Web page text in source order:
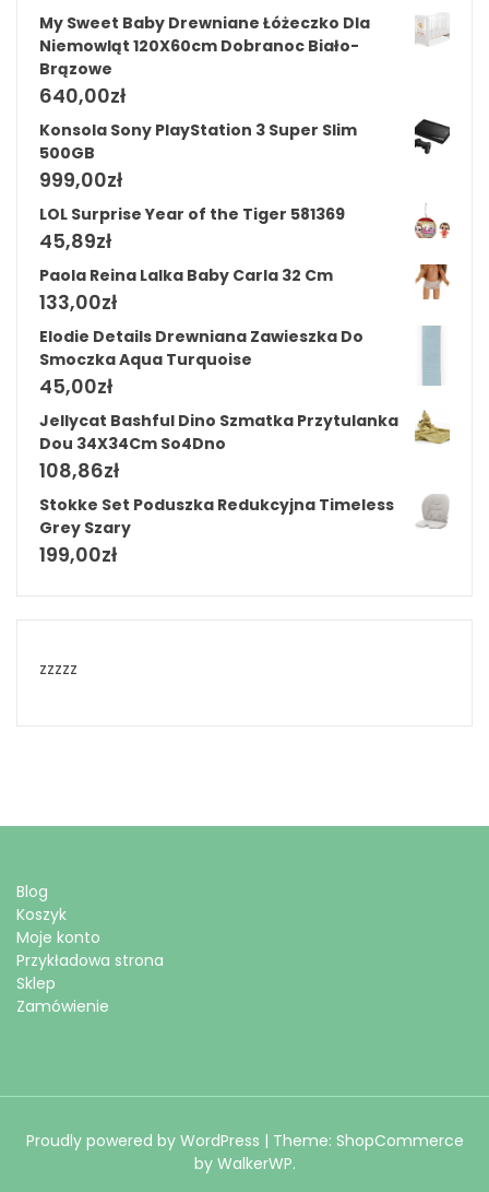
My Sweet Baby Drewniane Łóżeczko Dla
Niemowląt 120X60cm Dobranoc Biało-
Brązowe
640,00zł
Konsola Sony PlayStation 3 Super Slim
500GB
999,00zł
LOL Surprise Year of the Tiger 581369
45,89zł
Paola Reina Lalka Baby Carla 32 Cm
133,00zł
Elodie Details Drewniana Zawieszka Do
Smoczka Aqua Turquoise
45,00zł
Jellycat Bashful Dino Szmatka Przytulanka
Dou 34X34Cm So4Dno
108,86zł
Stokke Set Poduszka Redukcyjna Timeless
Grey Szary
199,00zł
zzzzz
Blog
Koszyk
Moje konto
Przykładowa strona
Sklep
Zamówienie
Proudly powered by WordPress | Theme: ShopCommerce
by WalkerWP.